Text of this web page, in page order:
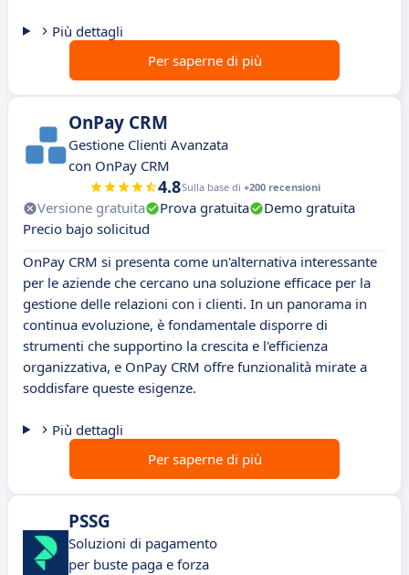
Più dettagli
Per saperne di più
OnPay CRM
Gestione Clienti Avanzata
con OnPay CRM
4.8Sulla base di +200 recensioni
Versione gratuita Prova gratuita
Demo gratuita
Precio bajo solicitud
OnPay CRM si presenta come un'alternativa interessante
per le aziende che cercano una soluzione efficace per la
gestione delle relazioni con i clienti. In un panorama in
continua evoluzione, è fondamentale disporre di
strumenti che supportino la crescita e l'efficienza
organizzativa, e OnPay CRM offre funzionalità mirate a
soddisfare queste esigenze.
Più dettagli
Per saperne di più
PSSG
Soluzioni di pagamento
per buste paga e forza